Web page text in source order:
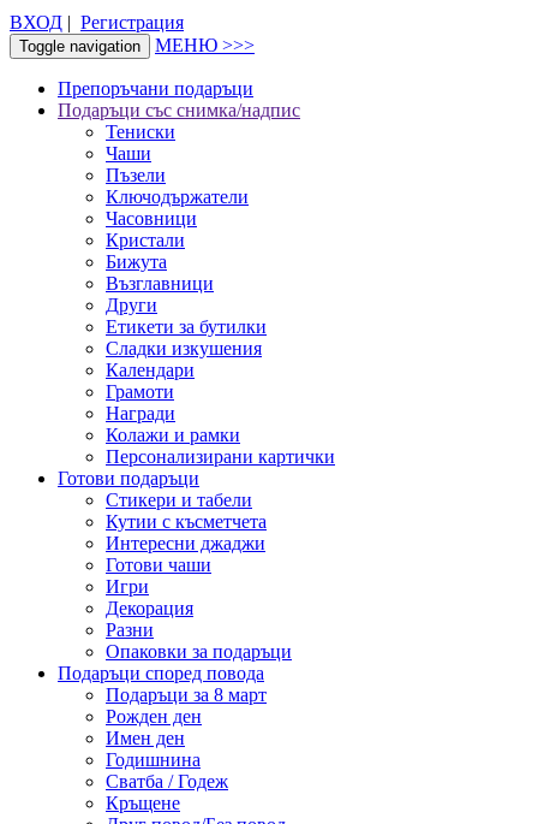
ВХОД | Регистрация
Toggle navigation МЕНЮ >>>
Препоръчани подаръци
Подаръци със снимка/надпис
Тениски
Чаши
Пъзели
Ключодържатели
Часовници
Кристали
Бижута
Възглавници
Други
Етикети за бутилки
Сладки изкушения
Календари
Грамоти
Награди
Колажи и рамки
Персонализирани картички
Готови подаръци
Стикери и табели
Кутии с късметчета
Интересни джаджи
Готови чаши
Игри
Декорация
Разни
Опаковки за подаръци
Подаръци според повода
Подаръци за 8 март
Рожден ден
Имен ден
Годишнина
Сватба / Годеж
Кръщене